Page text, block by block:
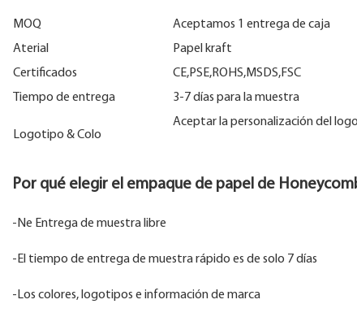
MOQ
Aceptamos 1 entrega de caja
Aterial
Papel kraft
Certificados
CE,PSE,ROHS,MSDS,FSC
Tiempo de entrega
3-7 días para la muestra
Logotipo & Colo
Aceptar la personalización del
Por qué elegir el empaque de papel de
-Ne Entrega de muestra libre
-El tiempo de entrega de muestra rápido es de solo 7 días
-Los colores, logotipos e información de marca